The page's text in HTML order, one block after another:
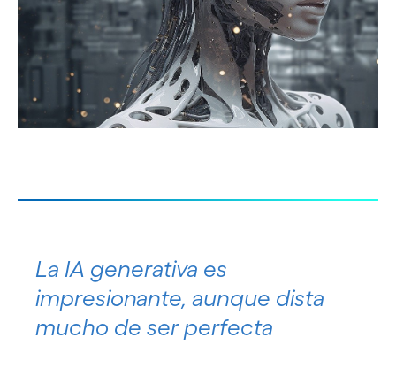
La IA generativa es
impresionante, aunque dista
mucho de ser perfecta